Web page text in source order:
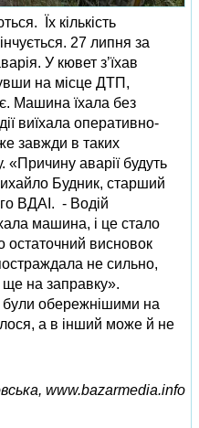
Їх кількість
27 липня за
У кювет з’їхав
на місце ДТП,
Машина їхала без
виїхала оперативно-
завжди в таких
«Причину аварії будуть
Будник, старший
ВДАІ. - Водій
машина, і це стало
остаточний висновок
не сильно,
ще на заправку».
були обережнішими на
а в інший може й не
www.bazarmedia.info